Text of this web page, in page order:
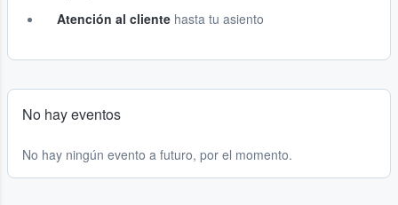
Atención al cliente hasta tu asiento
No hay eventos
No hay ningún evento a futuro, por el momento.